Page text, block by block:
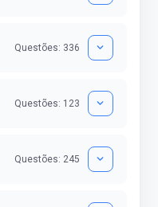
Questões: 336
Questões: 123
Questões: 245